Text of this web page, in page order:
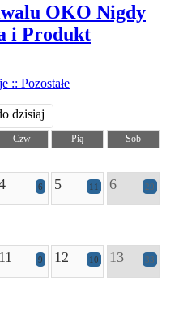
OKO Nigdy
i Produkt
:: Pozostałe
dzisiaj
Czw Pią
Sob
6 5 11 6 29
11 9 12 10 13 33